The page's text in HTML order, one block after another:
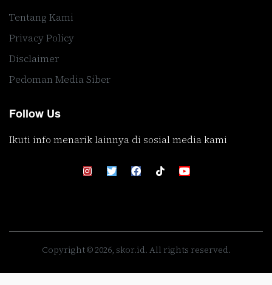
Tentang Kami
Privacy Policy
Disclaimer
Pedoman Media Siber
Follow Us
Ikuti info menarik lainnya di sosial media kami
Copyright © 2026, skor.id. All rights reserved.